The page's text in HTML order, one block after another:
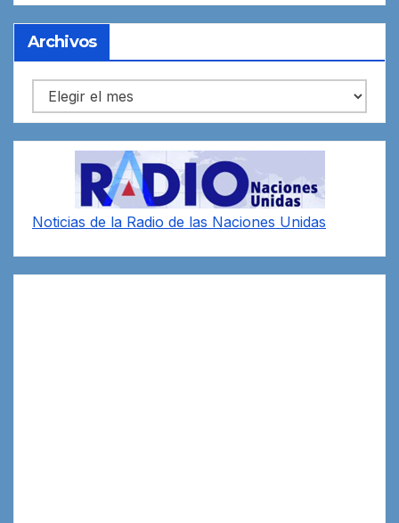
Archivos
Archivos
Noticias de la Radio de las Naciones Unidas